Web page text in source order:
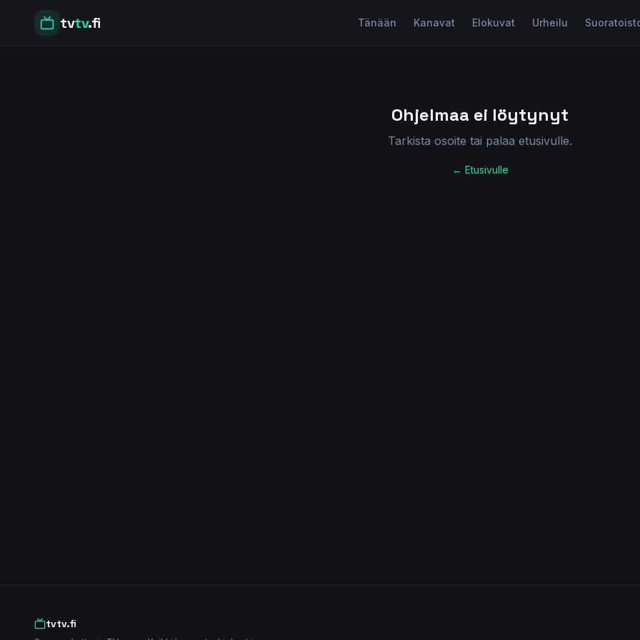
tvtv.fi Tänään Kanavat Elokuvat Urheilu
Ohjelmaa ei löytynyt
Tarkista osoite tai palaa etusivulle.
← Etusivulle
tvtv.fi